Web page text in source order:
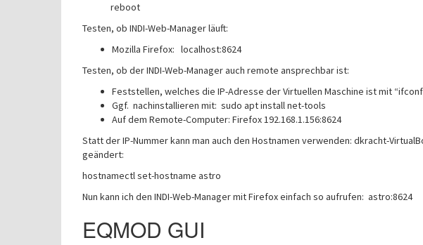
reboot
Testen, ob INDI-Web-Manager läuft:
Mozilla Firefox: localhost:8624
Testen, ob der INDI-Web-Manager auch remote ansprechbar ist:
Feststellen, welches die IP-Adresse der Virtuellen Maschine ist mit
Ggf. nachinstallieren mit: sudo apt install net-tools
Auf dem Remote-Computer: Firefox 192.168.1.156:8624
Statt der IP-Nummer kann man auch den Hostnamen verwenden: dkracht-
geändert:
hostnamectl set-hostname astro
Nun kann ich den INDI-Web-Manager mit Firefox einfach so aufrufen: astro:8624
EQMOD GUI